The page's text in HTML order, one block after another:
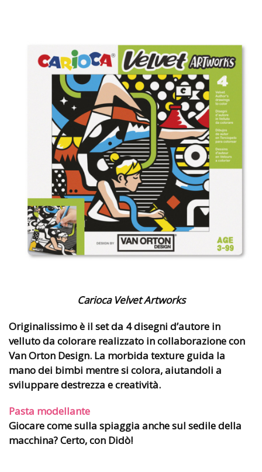
Carioca Velvet Artworks
Originalissimo è il set da 4 disegni d’autore in
velluto da colorare realizzato in collaborazione con
Van Orton Design. La morbida texture guida la
mano dei bimbi mentre si colora, aiutandoli a
sviluppare destrezza e creatività.
Pasta modellante
Giocare come sulla spiaggia anche sul sedile della
macchina? Certo, con Didò!